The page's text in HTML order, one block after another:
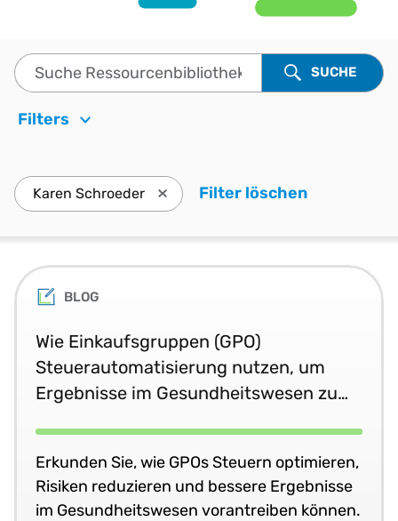
Filters
Suche Ressourcenbibliothek SUCHE
Karen Schroeder Drücken Sie die Eingabetaste,
Filter löschen
BLOG
Wie Einkaufsgruppen (GPO)
Steuerautomatisierung nutzen, um
Ergebnisse im Gesundheitswesen zu
Erkunden Sie, wie GPOs Steuern optimieren,
Risiken reduzieren und bessere Ergebnisse
im Gesundheitswesen vorantreiben können.